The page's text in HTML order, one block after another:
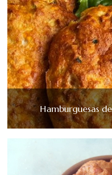
Hamburguesas